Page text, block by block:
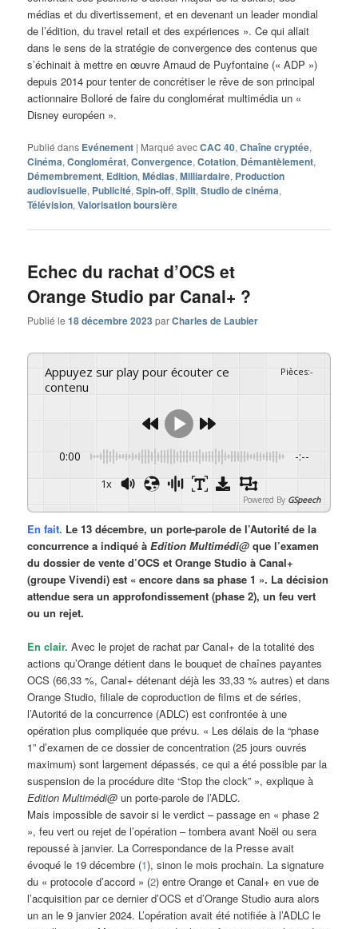
médias et du divertissement, et en devenant un leader mondial
de l’édition, du travel retail et des expériences ». Ce qui allait
dans le sens de la stratégie de convergence des contenus que
s’échinait à mettre en œuvre Arnaud de Puyfontaine (« ADP »)
depuis 2014 pour tenter de concrétiser le rêve de son principal
actionnaire Bolloré de faire du conglomérat multimédia un «
Disney européen ».
Publié dans Evénement | Marqué avecCAC 40,Chaîne cryptée,
Cinéma,Conglomérat,Convergence,Cotation, Démantèlement,
Démembrement, Edition,Médias,Milliardaire, Production
audiovisuelle, Publicité,Spin-off,Split,Studio de cinéma,
Télévision,Valorisation boursière
Echec du rachat d’OCS et
Orange Studio par Canal+ ?
Publié le18 décembre 2023 parCharles de Laubier
Appuyez sur play pour écouter ce
contenu
Pièces:-
0:00 -:--
1x
Powered By GSpeech
En fait. Le 13 décembre, un porte-parole de l’Autorité de la
concurrence a indiqué àEdition Multimédi@ que l’examen
du dossier de vente d’OCS et Orange Studio à Canal+
(groupe Vivendi) est « encore dans sa phase 1 ». La décision
attendue sera un approfondissement (phase 2), un feu vert
ou un rejet.
En clair. Avec le projet de rachat par Canal+ de la totalité des
actions qu’Orange détient dans le bouquet de chaînes payantes
OCS (66,33 %, Canal+ détenant déjà les 33,33 % autres) et dans
Orange Studio, filiale de coproduction de films et de séries,
l’Autorité de la concurrence (ADLC) est confrontée à une
opération plus compliquée que prévu. « Les délais de la “phase
1” d’examen de ce dossier de concentration (25 jours ouvrés
maximum) sont largement dépassés, ce qui a été possible par la
suspension de la procédure dite “Stop the clock” », explique à
Edition Multimédi@ un porte-parole de l’ADLC.
Mais impossible de savoir si le verdict – passage en « phase 2
», feu vert ou rejet de l’opération – tombera avant Noël ou sera
repoussé à janvier. La Correspondance de la Presse avait
évoqué le 19 décembre (1), sinon le mois prochain. La signature
du « protocole d’accord » (2) entre Orange et Canal+ en vue de
l’acquisition par ce dernier d’OCS et d’Orange Studio aura alors
un an le 9 janvier 2024. L’opération avait été notifiée à l’ADLC le